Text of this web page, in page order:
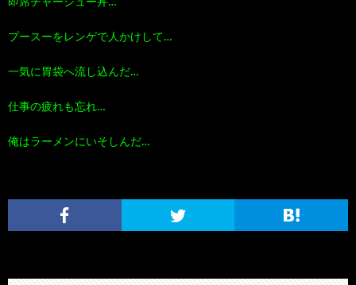
即席チャーシュー丼…
プースーをレンゲで人かけして…
一気に胃袋へ流し込んだ…
仕事の疲れも忘れ…
俺はラーメンにいそしんだ…